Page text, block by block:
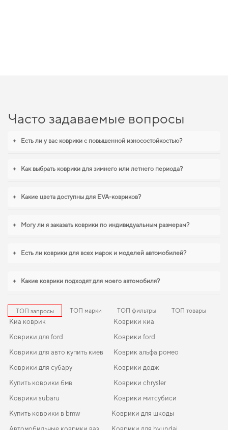
Часто задаваемые вопросы
+ Есть ли у вас коврики с повышенной износостойкостью?
+ Как выбрать коврики для зимнего или летнего периода?
+ Какие цвета доступны для EVA-ковриков?
+ Могу ли я заказать коврики по индивидуальным размерам?
+ Есть ли коврики для всех марок и моделей автомобилей?
+ Какие коврики подходят для моего автомобиля?
ТОП запросы ТОП марки ТОП фильтры ТОП товары
Киа коврик
Коврики для ford
Коврики для авто купить киев
Коврики для субару
Купить коврики бмв
Коврики subaru
Коврики киа
Коврики ford
Коврик альфа ромео
Коврики додж
Коврики chrysler
Коврики митсубиси
Купить коврики в bmw
Коврики для шкоды